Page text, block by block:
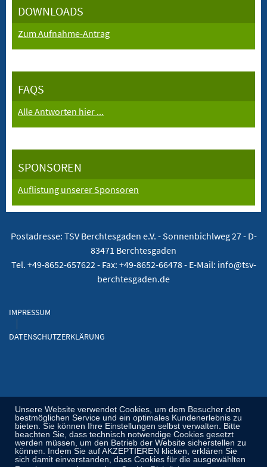
Unsere Website verwendet Cookies, um dem Besucher den
bestmöglichen Service und ein optimales Kundenerlebnis zu
bieten. Sie können Ihre Einstellungen selbst verwalten. Bitte
beachten Sie, dass technisch notwendige Cookies gesetzt
werden müssen, um den Betrieb der Website sicherstellen zu
können. Indem Sie auf AKZEPTIEREN klicken, erklären Sie
sich damit einverstanden, dass Cookies für die ausgewählten
DOWNLOADS
Zum Aufnahme-Antrag
FAQS
Alle Antworten hier ...
SPONSOREN
Auflistung unserer Sponsoren
Postadresse: TSV Berchtesgaden e.V. -Sonnenbichlweg 27 - D-
83471 Berchtesgaden
Tel. +49-8652-657622 - Fax: +49-8652-66478 - E-Mail: info@tsv-
berchtesgaden.de
IMPRESSUM
DATENSCHUTZERKLÄRUNG